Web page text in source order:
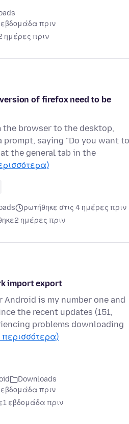
εβδομάδα πριν
ημέρες πριν
of firefox need to be
the browser to the desktop,
saying "Do you want to
the general tab in the
ρωτήθηκε στις 4 ημέρες πριν
2 ημέρες πριν
import export
is my number one and
the recent updates (151,
problems downloading
περισσότερα)
Downloads
εβδομάδα πριν
1 εβδομάδα πριν